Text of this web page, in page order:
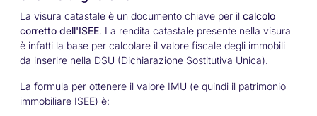
La visura catastale è un documento chiave per il calcolo
corretto dell'ISEE. La rendita catastale presente nella visura
è infatti la base per calcolare il valore fiscale degli immobili
da inserire nella DSU (Dichiarazione Sostitutiva Unica).
La formula per ottenere il valore IMU (e quindi il patrimonio
immobiliare ISEE) è: